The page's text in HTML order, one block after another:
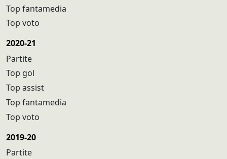
Top fantamedia
Top voto
2020-21
Partite
Top gol
Top assist
Top fantamedia
Top voto
2019-20
Partite